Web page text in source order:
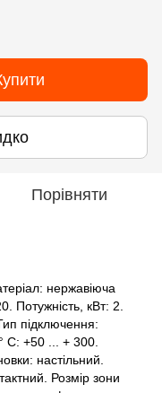
Порівняти
нержавіюча
Потужність, кВт: 2.
підключення:
C: +50 ... + 300.
настільний.
Розмір зони